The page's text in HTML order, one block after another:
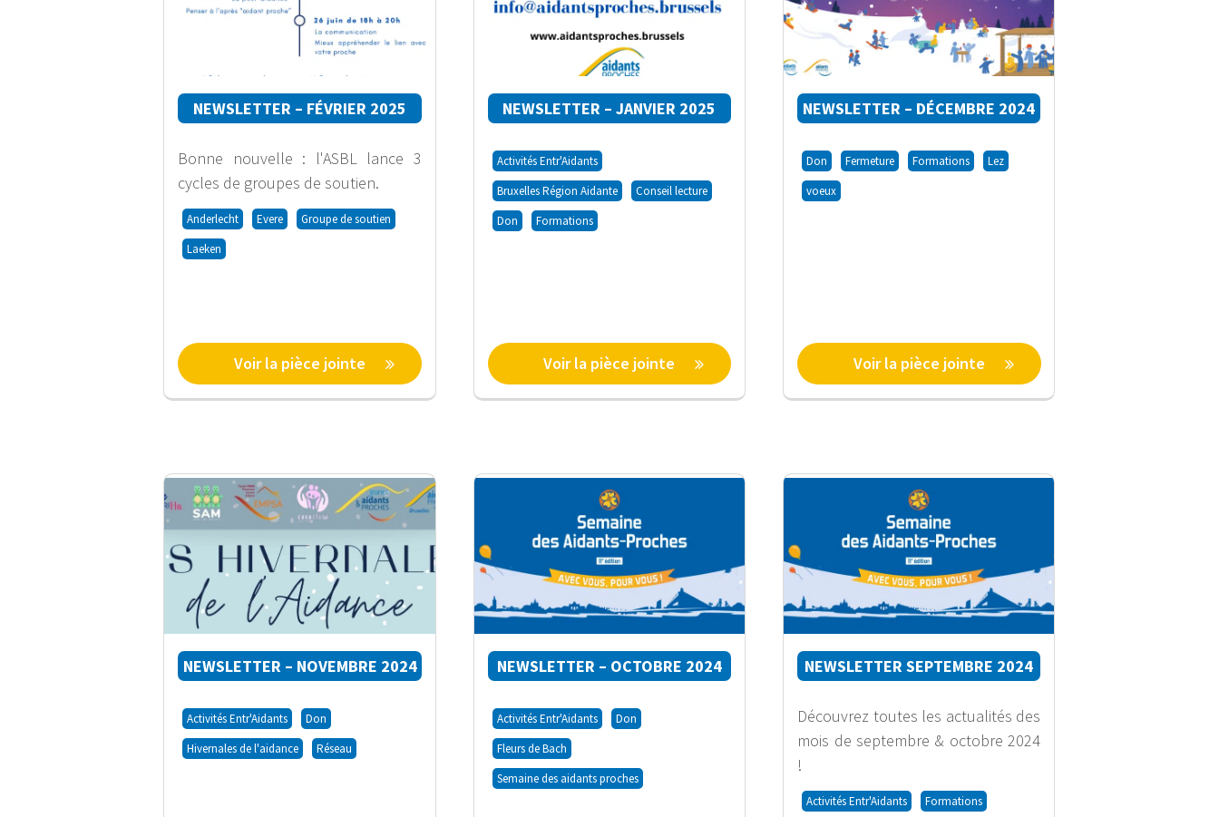
NEWSLETTER – FÉVRIER 2025
Bonne nouvelle : l'ASBL lance 3
cycles de groupes de soutien.
Anderlecht Evere
Groupe de soutien
Laeken
Voir la pièce jointe
NEWSLETTER – JANVIER 2025
Activités Entr'Aidants
Bruxelles Région Aidante
Conseil lecture
Don
Formations
Voir la pièce jointe
NEWSLETTER – DÉCEMBRE 2024
Don Fermeture Formations
Lez
voeux
Voir la pièce jointe
NEWSLETTER – NOVEMBRE 2024
Activités Entr'Aidants
Don
Hivernales de l'aidance
Réseau
NEWSLETTER – OCTOBRE 2024
Activités Entr'Aidants
Don
Fleurs de Bach
Semaine des aidants proches
NEWSLETTER SEPTEMBRE 2024
Découvrez toutes les actualités des
mois de septembre & octobre 2024
!
Activités Entr'Aidants
Formations